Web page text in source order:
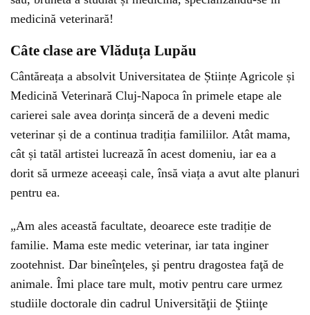
medicină veterinară!
Câte clase are Vlăduța Lupău
Cântăreața a absolvit Universitatea de Științe Agricole și
Medicină Veterinară Cluj-Napoca în primele etape ale
carierei sale avea dorința sinceră de a deveni medic
veterinar și de a continua tradiția familiilor. Atât mama,
cât și tatăl artistei lucrează în acest domeniu, iar ea a
dorit să urmeze aceeași cale, însă viața a avut alte planuri
pentru ea.
„Am ales această facultate, deoarece este tradiție de
familie. Mama este medic veterinar, iar tata inginer
zootehnist. Dar bineînţeles, şi pentru dragostea faţă de
animale. Îmi place tare mult, motiv pentru care urmez
studiile doctorale din cadrul Universităţii de Ştiinţe